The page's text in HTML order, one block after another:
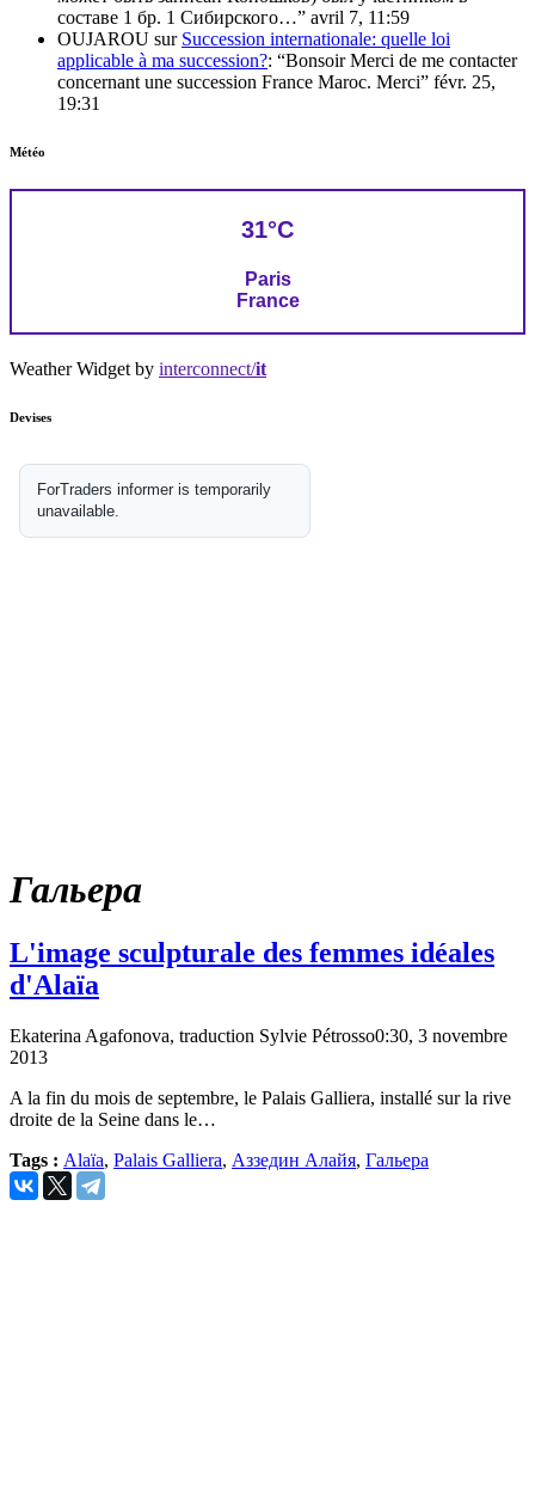
составе 1 бр. 1 Сибирского…” avril 7, 11:59
OUJAROU sur Succession internationale: quelle loi
applicable à ma succession?: “Bonsoir Merci de me contacter
concernant une succession France Maroc. Merci” févr. 25,
19:31
Météo
31°C
Paris
France
Weather Widget by interconnect/it
Devises
Гальера
L'image sculpturale des femmes idéales
d'Alaïa
Ekaterina Agafonova, traduction Sylvie Pétrosso0:30, 3 novembre
2013
A la fin du mois de septembre, le Palais Galliera, installé sur la rive
droite de la Seine dans le…
Tags : Alaïa, Palais Galliera, Аззедин Алайя, Гальера